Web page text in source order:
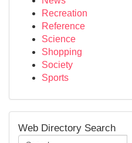
Recreation
Reference
Science
Shopping
Society
Sports
Web Directory Search